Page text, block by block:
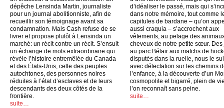
dépêche Lensinda Martin, journaliste
pour un journal abolitionniste, afin de
recueillir son témoignage avant sa
condamnation. Mais Cash refuse de se
livrer et propose plutôt à Lensinda un
marché: un récit contre un récit. S’ensuit
un échange de mots extraordinaire qui
révèle l’histoire entremêlée du Canada
et des États-Unis, celle des peuples
autochtones, des personnes noires
réduites à l’état d’esclaves et de leurs
descendants des deux côtés de la
frontière.
suite…
d’idéaliser le passé, mais qui
dans notre mémoire, tout comme
capitules de bardane – qu’on
aussi craquia – s’accrochent aux
vêtements, au pelage des
cheveux de notre petite sœur. Des
au parc Bélair aux matchs de
disputés dans la ruelle, nous le
avec délectation sur les chemins
l’enfance, à la découverte d’un
cosmopolite et bigarré, plein de
l’on reconnaît sans peine.
suite…